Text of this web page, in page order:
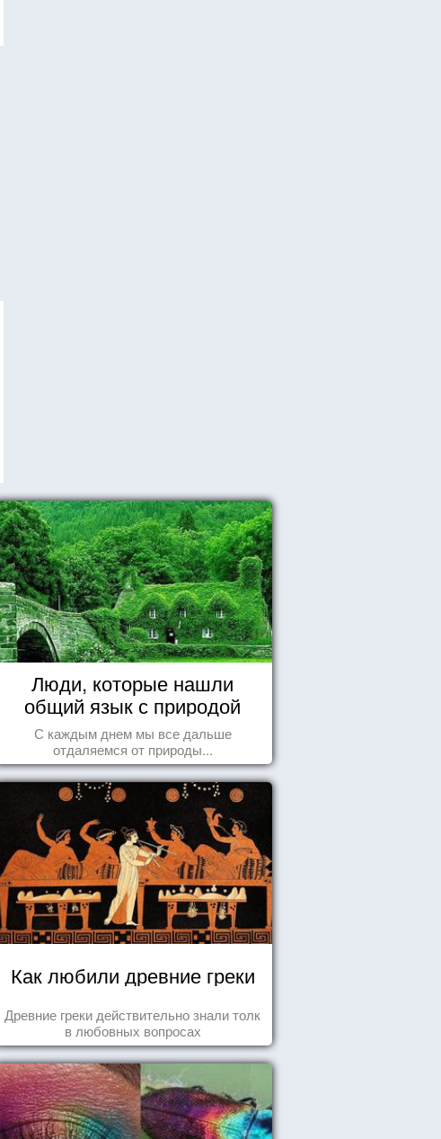
Люди, которые нашли
общий язык с природой
С каждым днем мы все дальше
отдаляемся от природы...
Как любили древние греки
Древние греки действительно знали толк
в любовных вопросах